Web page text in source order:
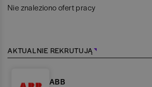
Nie znaleziono ofert pracy
AKTUALNIE REKRUTUJĄ
ABB